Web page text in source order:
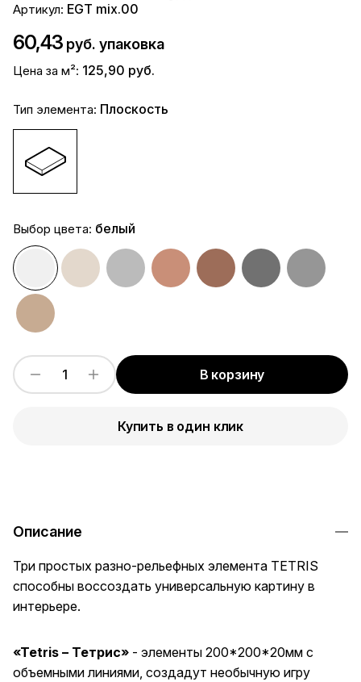
Артикул: EGT mix.00
60,43 руб. упаковка
Цена за м²: 125,90 руб.
Тип элемента: Плоскость
Выбор цвета: белый
В корзину
Купить в один клик
Описание
Три простых разно-рельефных элемента TETRIS
способны воссоздать универсальную картину в
интерьере.
«Tetris – Тетрис» - элементы 200*200*20мм с
объемными линиями, создадут необычную игру